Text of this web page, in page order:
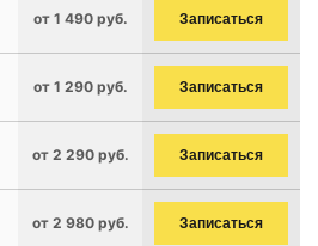
от 1 490 руб. Записаться
от 1 290 руб. Записаться
от 2 290 руб. Записаться
от 2 980 руб. Записаться